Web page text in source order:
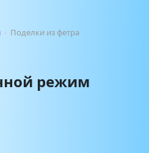
› Поделки из фетра
режим